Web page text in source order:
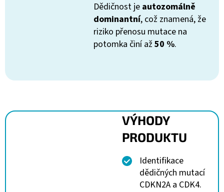
Dědičnost je autozomálně
dominantní, což znamená, že
riziko přenosu mutace na
potomka činí až50 %.
VÝHODY
PRODUKTU
Identifikace
dědičných mutací
CDKN2A a CDK4.